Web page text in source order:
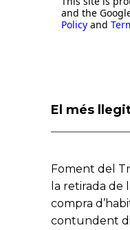
and the
Policy and
El més
Foment del
la retirada de
compra
contundent